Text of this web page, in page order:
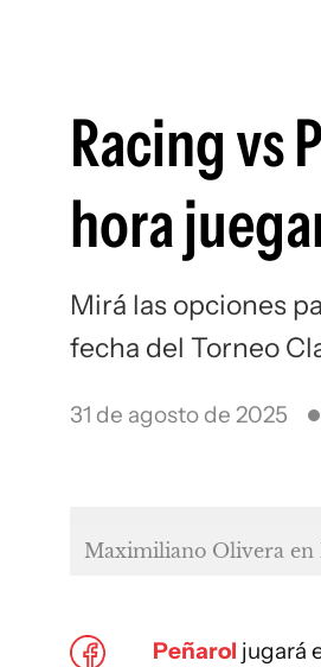
Racing vs
hora
Mirá las opciones
fecha del Torneo
31 de agosto de 2025
Maximiliano Olivera en
Peñarol jugará